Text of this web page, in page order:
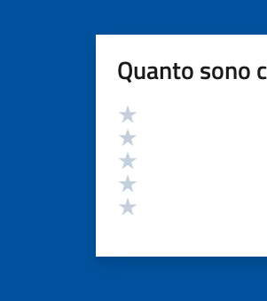
Quanto sono
Valutazione